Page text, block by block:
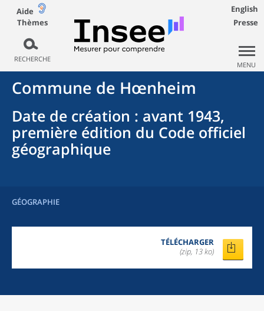
Aide
Thèmes
RECHERCHE
English
Presse
MENU
Commune de Hœnheim
Date de création : avant 1943,
première édition du Code officiel
géographique
GÉOGRAPHIE
TÉLÉCHARGER
(zip, 13 ko)